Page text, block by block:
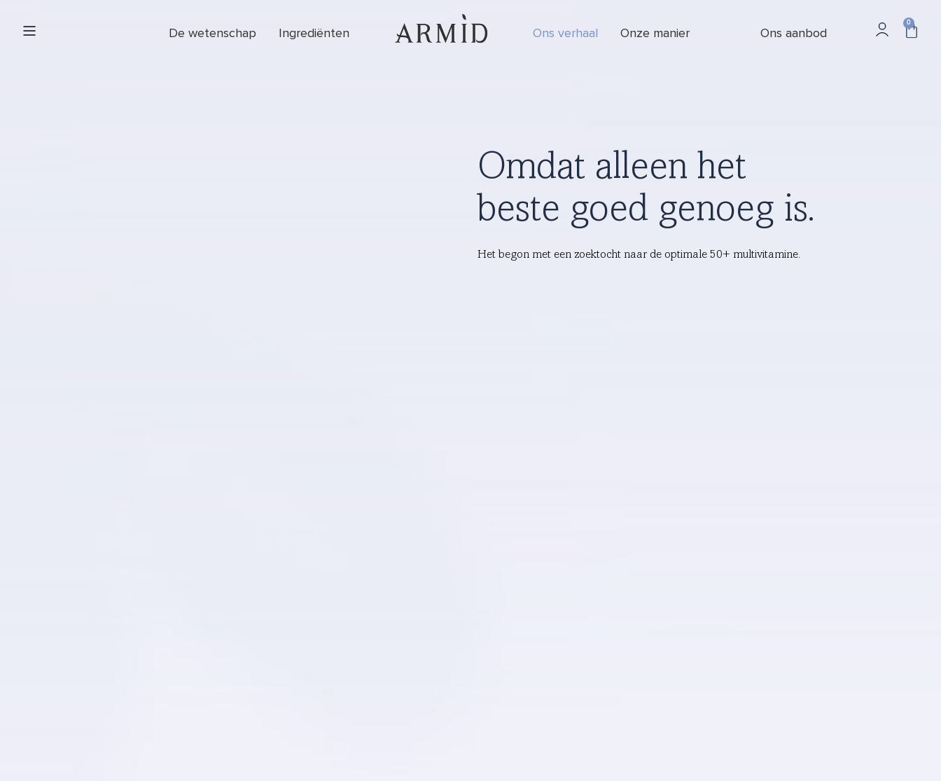
De wetenschap Ingrediënten Ons verhaal Onze manier Ons aanbod
0
Omdat alleen het
beste goed genoeg is.
Het begon met een zoektocht naar de optimale 50+ multivitamine.